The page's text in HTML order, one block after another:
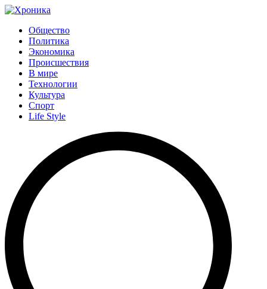
Общество
Политика
Экономика
Происшествия
В мире
Технологии
Культура
Спорт
Life Style